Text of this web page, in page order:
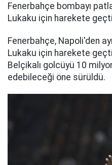
Fenerbahçe bombayı
Lukaku için harekete
Fenerbahçe, Napoli'den
Lukaku için harekete
Belçikalı golcüyü 10
edebileceği öne sürüldü.